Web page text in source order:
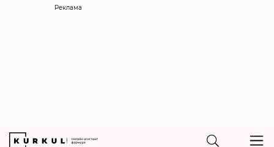
Реклама